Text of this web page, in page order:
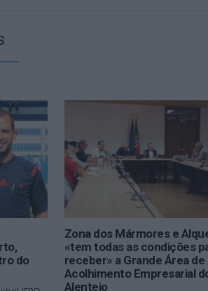
do
Zona dos Mármores e
«tem todas as condições
receber» a Grande Área de
Acolhimento Empresarial
Alentejo